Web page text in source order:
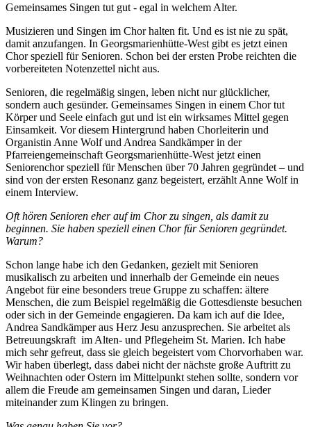
Gemeinsames Singen tut gut - egal in welchem Alter.
Musizieren und Singen im Chor halten fit. Und es ist nie zu spät,
damit anzufangen. In Georgsmarienhütte-West gibt es jetzt einen
Chor speziell für Senioren. Schon bei der ersten Probe reichten die
vorbereiteten Notenzettel nicht aus.
Senioren, die regelmäßig singen, leben nicht nur glücklicher,
sondern auch gesünder. Gemeinsames Singen in einem Chor tut
Körper und Seele einfach gut und ist ein wirksames Mittel gegen
Einsamkeit. Vor diesem Hintergrund haben Chorleiterin und
Organistin Anne Wolf und Andrea Sandkämper in der
Pfarreiengemeinschaft Georgsmarienhütte-West jetzt einen
Seniorenchor speziell für Menschen über 70 Jahren gegründet – und
sind von der ersten Resonanz ganz begeistert, erzählt Anne Wolf in
einem Interview.
Oft hören Senioren eher auf im Chor zu singen, als damit zu
beginnen. Sie haben speziell einen Chor für Senioren gegründet.
Warum?
Schon lange habe ich den Gedanken, gezielt mit Senioren
musikalisch zu arbeiten und innerhalb der Gemeinde ein neues
Angebot für eine besonders treue Gruppe zu schaffen: ältere
Menschen, die zum Beispiel regelmäßig die Gottesdienste besuchen
oder sich in der Gemeinde engagieren. Da kam ich auf die Idee,
Andrea Sandkämper aus Herz Jesu anzusprechen. Sie arbeitet als
Betreuungskraft im Alten- und Pflegeheim St. Marien. Ich habe
mich sehr gefreut, dass sie gleich begeistert vom Chorvorhaben war.
Wir haben überlegt, dass dabei nicht der nächste große Auftritt zu
Weihnachten oder Ostern im Mittelpunkt stehen sollte, sondern vor
allem die Freude am gemeinsamen Singen und daran, Lieder
miteinander zum Klingen zu bringen.